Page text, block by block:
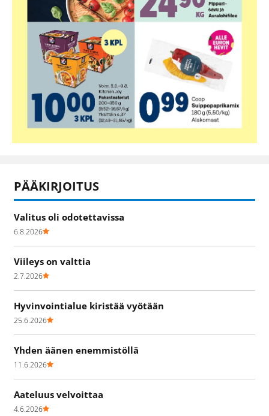
PÄÄKIRJOITUS
Valitus oli odotettavissa
6.8.2026
Viileys on valttia
2.7.2026
Hyvinvointialue kiristää vyötään
25.6.2026
Yhden äänen enemmistöllä
11.6.2026
Aateluus velvoittaa
4.6.2026